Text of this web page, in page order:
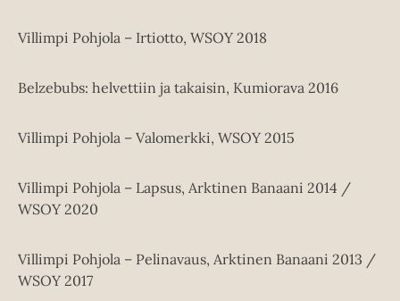
Villimpi Pohjola – Irtiotto, WSOY 2018
Belzebubs: helvettiin ja takaisin, Kumiorava 2016
Villimpi Pohjola – Valomerkki, WSOY 2015
Villimpi Pohjola – Lapsus, Arktinen Banaani 2014 /
WSOY 2020
Villimpi Pohjola – Pelinavaus, Arktinen Banaani 2013 /
WSOY 2017